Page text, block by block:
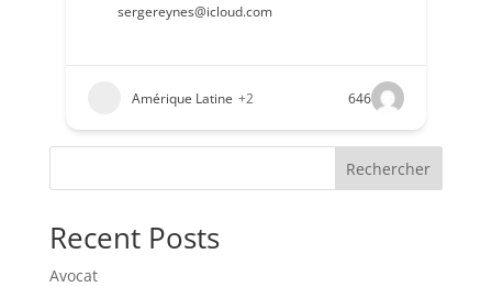
sergereynes@icloud.com
Amérique Latine +2 646
Rechercher
Recent Posts
Avocat